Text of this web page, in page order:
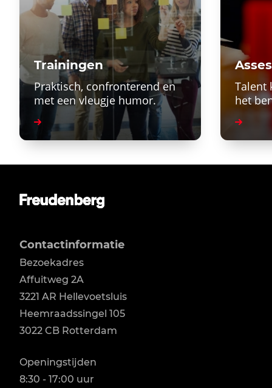
Trainingen
Praktisch, confronterend en
met een vleugje humor.
Talent
het
Contactinformatie
Bezoekadres
Affuitweg 2A
3221 AR Hellevoetsluis
Heemraadssingel 105
3022 CB Rotterdam
Openingstijden
8:30 - 17:00 uur